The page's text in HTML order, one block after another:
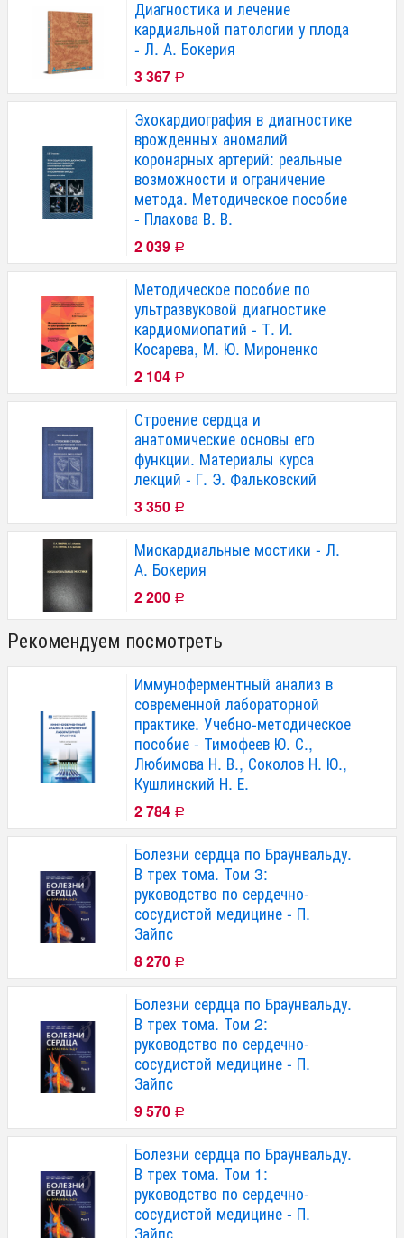
Диагностика и лечение
кардиальной патологии у плода
- Л. А. Бокерия
3 367 Р
Эхокардиография в диагностике
врожденных аномалий
коронарных артерий: реальные
возможности и ограничение
метода. Методическое пособие
- Плахова В. В.
2 039 Р
Методическое пособие по
ультразвуковой диагностике
кардиомиопатий - Т. И.
Косарева, М. Ю. Мироненко
2 104 Р
Строение сердца и
анатомические основы его
функции. Материалы курса
лекций - Г. Э. Фальковский
3 350 Р
Миокардиальные мостики - Л.
А. Бокерия
2 200 Р
Рекомендуем посмотреть
Иммуноферментный анализ в
современной лабораторной
практике. Учебно-методическое
пособие - Тимофеев Ю. С.,
Любимова Н. В., Соколов Н. Ю.,
Кушлинский Н. Е.
2 784 Р
Болезни сердца по Браунвальду.
В трех тома. Том 3:
руководство по сердечно-
сосудистой медицине - П.
Зайпс
8 270 Р
Болезни сердца по Браунвальду.
В трех тома. Том 2:
руководство по сердечно-
сосудистой медицине - П.
Зайпс
9 570 Р
Болезни сердца по Браунвальду.
В трех тома. Том 1:
руководство по сердечно-
сосудистой медицине - П.
Зайпс